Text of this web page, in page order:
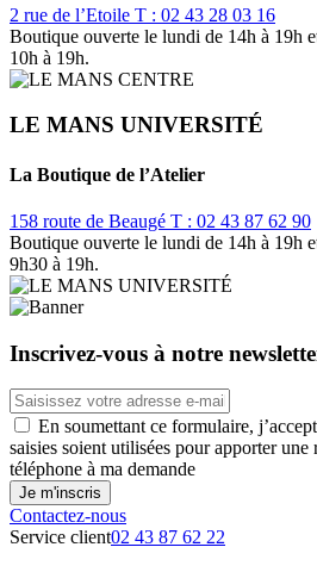
2 rue de l’Etoile T : 02 43 28 03 16
Boutique ouverte le lundi de 14h à 19h
10h à 19h.
LE MANS UNIVERSITÉ
La Boutique de l’Atelier
158 route de Beaugé T : 02 43 87 62 90
Boutique ouverte le lundi de 14h à 19h
9h30 à 19h.
Inscrivez-vous à notre
En soumettant ce formulaire,
saisies soient utilisées pour apporter
téléphone à ma demande
Contactez-nous
Service client02 43 87 62 22